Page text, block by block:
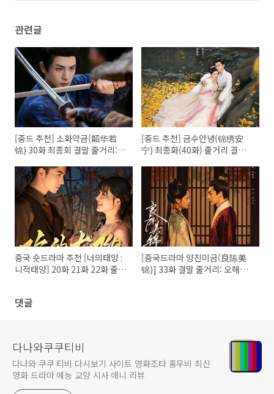
관련글
[중드 추천] 소화약금(韶华若
锦) 30화 최종회 결말 줄거리:
고 슈징란과 원의의 새로운 시
작!
[중드 추천] 금수안녕(锦绣安
宁) 최종화(40화) 줄거리 결말:
녕의 완벽한 해피엔딩
중국 숏드라마 추천 [너의태양 :
니적태양] 20화 21화 22화 줄거
[중국드라마 양진미금(良陈美
锦)] 33화 결말 줄거리: 오해와
댓글
다나와쿠쿠티비
다나와 쿠쿠 티비 다시보기 사이트 영화조타 홍무비 최신
영화 드라마 예능 교양 시사 애니 리뷰